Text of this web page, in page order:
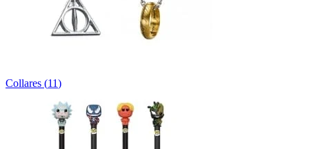
Collares (11)